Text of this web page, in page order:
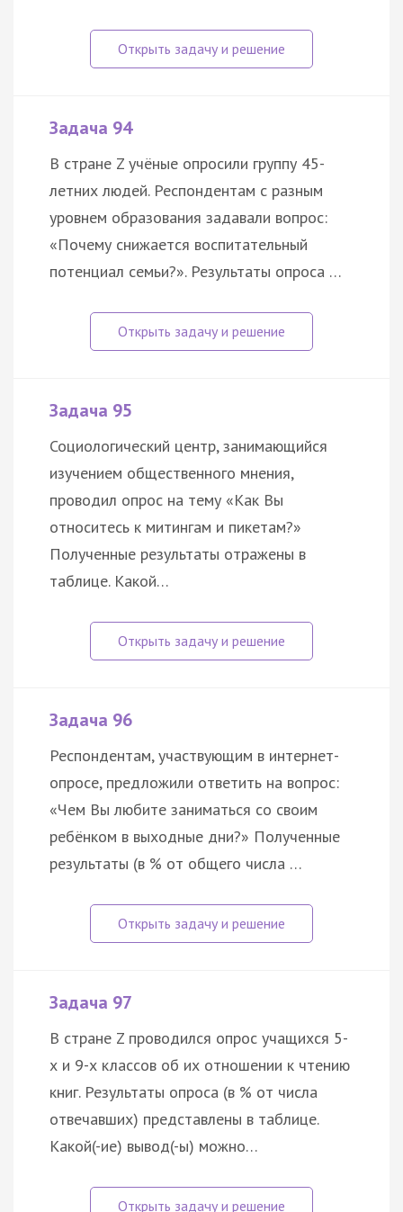
Задача 94
В стране Z учёные опросили группу 45-
летних людей. Респондентам с разным
уровнем образования задавали вопрос:
«Почему снижается воспитательный
потенциал семьи?». Результаты опроса …
Задача 95
Социологический центр, занимающийся
изучением общественного мнения,
проводил опрос на тему «Как Вы
относитесь к митингам и пикетам?»
Полученные результаты отражены в
таблице. Какой…
Задача 96
Респондентам, участвующим в интернет-
опросе, предложили ответить на вопрос:
«Чем Вы любите заниматься со своим
ребёнком в выходные дни?» Полученные
результаты (в % от общего числа …
Задача 97
В стране Z проводился опрос учащихся 5-
х и 9-х классов об их отношении к чтению
книг. Результаты опроса (в % от числа
отвечавших) представлены в таблице.
Какой(-ие) вывод(-ы) можно…